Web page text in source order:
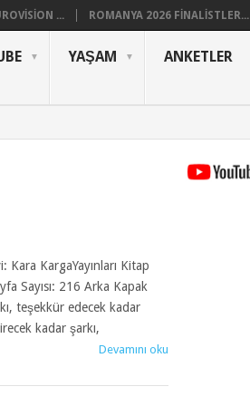
... ROMANYA 2026 FINALISTLER...
YAŞAM ANKETLER
Kara KargaYayınları Kitap
Sayısı: 216 Arka Kapak
teşekkür edecek kadar
kadar şarkı,
Devamını oku